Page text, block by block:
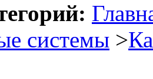
системы >